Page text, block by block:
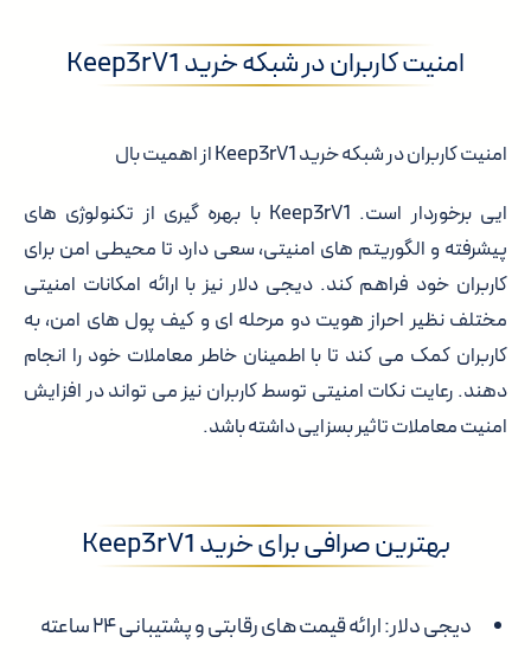
امنیت کاربران در شبکه خرید Keep3rV1
امنیت کاربران در شبکه خرید Keep3rV1 از اهمیت بال
ایی برخوردار است. Keep3rV1 با بهره گیری از تکنولوژی های
پیشرفته و الگوریتم های امنیتی، سعی دارد تا محیطی امن برای
کاربران خود فراهم کند. دیجی دلار نیز با ارائه امکانات امنیتی
مختلف نظیر احراز هویت دو مرحله ای و کیف پول های امن، به
کاربران کمک می کند تا با اطمینان خاطر معاملات خود را انجام
دهند. رعایت نکات امنیتی توسط کاربران نیز می تواند در افزایش
امنیت معاملات تاثیر بسزایی داشته باشد.
بهترین صرافی برای خرید Keep3rV1
دیجی دلار: ارائه قیمت های رقابتی و پشتیبانی ۲۴ ساعته